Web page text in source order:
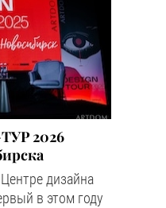
2026
дизайна
в этом году